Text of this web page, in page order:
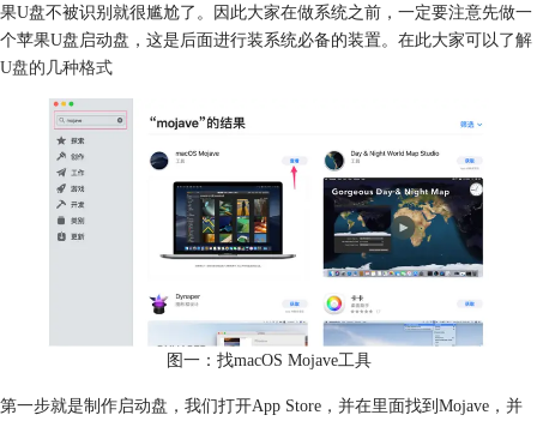
果U盘不被识别就很尴尬了。因此大家在做系统之前，一定要注意先做一
个苹果U盘启动盘，这是后面进行装系统必备的装置。在此大家可以了解
U盘的几种格式
图一：找macOS Mojave工具
第一步就是制作启动盘，我们打开App Store，并在里面找到Mojave，并